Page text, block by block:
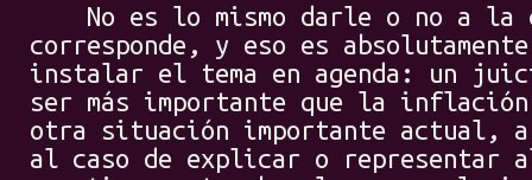
No es lo mismo darle o no a la
corresponde, y eso es
instalar el tema en agenda: un
ser más importante que la
otra situación importante actual, a
al caso de explicar o representar